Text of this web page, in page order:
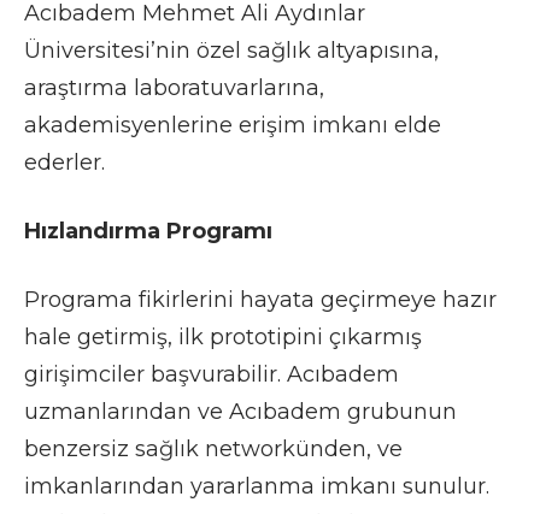
Acıbadem Mehmet Ali Aydınlar
Üniversitesi’nin özel sağlık altyapısına,
araştırma laboratuvarlarına,
akademisyenlerine erişim imkanı elde
ederler.
Hızlandırma Programı
Programa fikirlerini hayata geçirmeye hazır
hale getirmiş, ilk prototipini çıkarmış
girişimciler başvurabilir. Acıbadem
uzmanlarından ve Acıbadem grubunun
benzersiz sağlık networkünden, ve
imkanlarından yararlanma imkanı sunulur.